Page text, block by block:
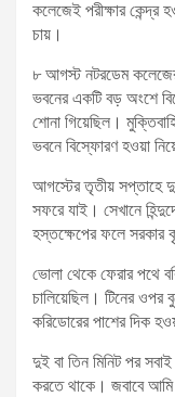
কলেজেই পরীক্ষার কেন্দ্র
চায়।
৮ আগস্ট নটরডেম
ভবনের একটি বড় অংশে
শোনা গিয়েছিল।
ভবনে বিস্ফোরণ হওয়া
আগস্টের তৃতীয় সপ্তাহে
সফরে যাই। সেখানে
হস্তক্ষেপের ফলে সরকার
ভোলা থেকে ফেরার পথে
চালিয়েছিল। টিনের ওপর
করিডোরের পাশের দিক
দুই বা তিন মিনিট পর সবাই
করতে থাকে। জবাবে আমি